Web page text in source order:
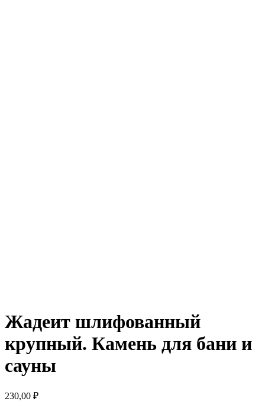
Жадеит шлифованный
крупный. Камень для бани и
сауны
230,00 ₽